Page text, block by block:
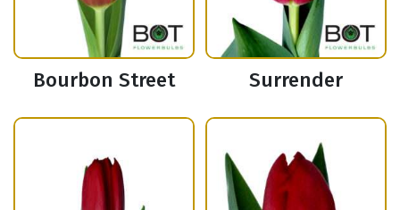
Bourbon Street Surrender